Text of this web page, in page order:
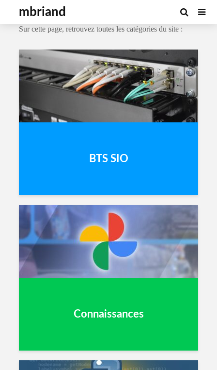
mbriand
Catégories
Sur cette page, retrouvez toutes les catégories du site :
BTS SIO
Connaissances